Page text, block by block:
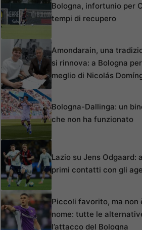
Bologna, infortunio per
tempi di recupero
Amondarain, una
si rinnova: a Bologna
meglio di Nicolás
Bologna-Dallinga: un
che non ha funzionato
Lazio su Jens Odgaard:
primi contatti con gli
Piccoli favorito, ma non
nome: tutte le
l’attacco del Bologna